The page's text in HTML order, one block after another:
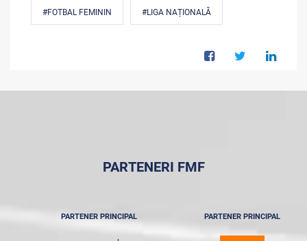
#FOTBAL FEMININ #LIGA NAȚIONALĂ
PARTENERI FMF
PARTENER PRINCIPAL PARTENER PRINCIPAL